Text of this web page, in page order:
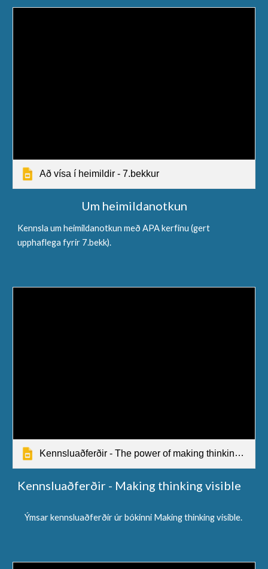
Að vísa í heimildir - 7.bekkur
Um heimildanotkun
Kennsla um heimildanotkun með APA kerfinu (gert
upphaflega fyrir 7.bekk).
Kennsluaðferðir - The power of making thinking visible
Kennsluaðferðir - Making thinking visible
Ýmsar kennsluaðferðir úr bókinni Making thinking visible.